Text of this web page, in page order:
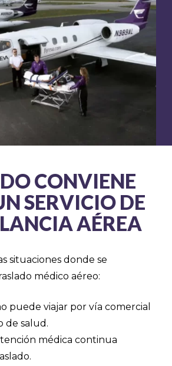
CONVIENE
SERVICIO DE
AÉREA
situaciones donde se
médico aéreo:
puede viajar por vía comercial
de salud.
médica continua